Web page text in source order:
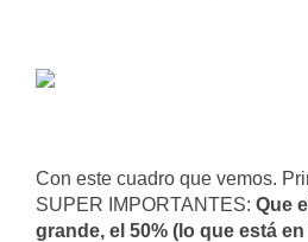
Con este cuadro que vemos.
SUPER IMPORTANTES: Que
grande, el 50% (lo que está